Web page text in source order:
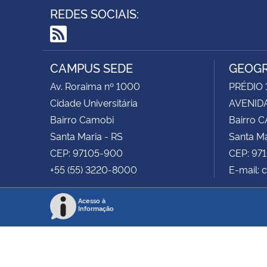
REDES SOCIAIS:
RSS
CAMPUS SEDE
Av. Roraima nº 1000
Cidade Universitária
Bairro Camobi
Santa Maria - RS
CEP: 97105-900
+55 (55) 3220-8000
PRÉDIO
Bairro
Santa
CEP:
E-mail:
Acesso à
Informação